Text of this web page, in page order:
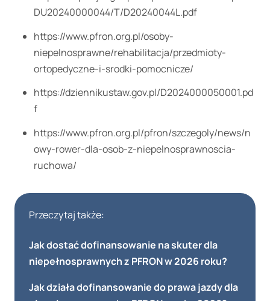
DU20240000044/T/D20240044L.pdf
https://www.pfron.org.pl/osoby-
niepelnosprawne/rehabilitacja/przedmioty-
ortopedyczne-i-srodki-pomocnicze/
https://dziennikustaw.gov.pl/D2024000050001.pd
f
https://www.pfron.org.pl/pfron/szczegoly/news/n
owy-rower-dla-osob-z-niepelnosprawnoscia-
ruchowa/
Przeczytaj także:
Jak dostać dofinansowanie na skuter dla
niepełnosprawnych z PFRON w 2026 roku?
Jak działa dofinansowanie do prawa jazdy dla